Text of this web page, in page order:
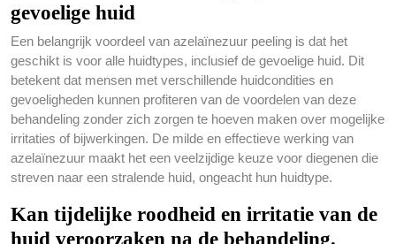
gevoelige huid
Een belangrijk voordeel van azelaïnezuur peeling is dat het
geschikt is voor alle huidtypes, inclusief de gevoelige huid. Dit
betekent dat mensen met verschillende huidcondities en
gevoeligheden kunnen profiteren van de voordelen van deze
behandeling zonder zich zorgen te hoeven maken over mogelijke
irritaties of bijwerkingen. De milde en effectieve werking van
azelaïnezuur maakt het een veelzijdige keuze voor diegenen die
streven naar een stralende huid, ongeacht hun huidtype.
Kan tijdelijke roodheid en irritatie van de
huid veroorzaken na de behandeling.